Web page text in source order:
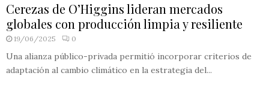
Cerezas de O’Higgins lideran mercados
globales con producción limpia y resiliente
19/06/2025 0
Una alianza público-privada permitió incorporar criterios de
adaptación al cambio climático en la estrategia del...